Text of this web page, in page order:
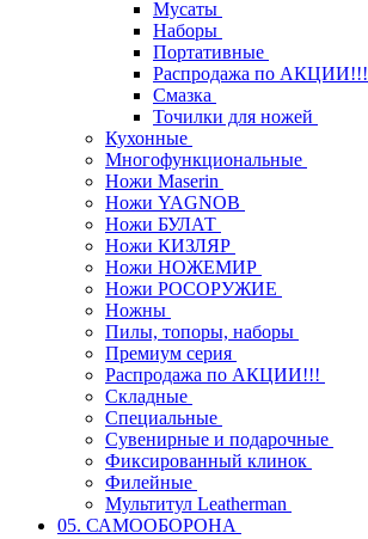
Мусаты
Наборы
Портативные
Распродажа по АКЦИИ!!!
Смазка
Точилки для ножей
Кухонные
Многофункциональные
Ножи Maserin
Ножи YAGNOB
Ножи БУЛАТ
Ножи КИЗЛЯР
Ножи НОЖЕМИР
Ножи РОСОРУЖИЕ
Ножны
Пилы, топоры, наборы
Премиум серия
Распродажа по АКЦИИ!!!
Складные
Специальные
Сувенирные и подарочные
Фиксированный клинок
Филейные
Мультитул Leatherman
05. САМООБОРОНА